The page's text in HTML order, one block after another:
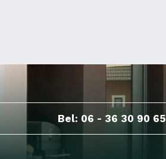
Bel: 06 - 36 30 90 65